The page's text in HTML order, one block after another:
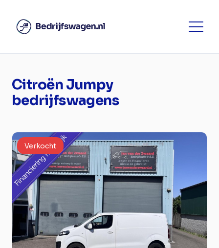
Citroën Jumpy
bedrijfswagens
Verkocht